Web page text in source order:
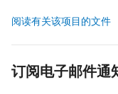
阅读有关该项目的文件
订阅电子邮件通